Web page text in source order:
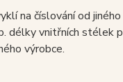
na číslování od
délky vnitřních stélek
výrobce.